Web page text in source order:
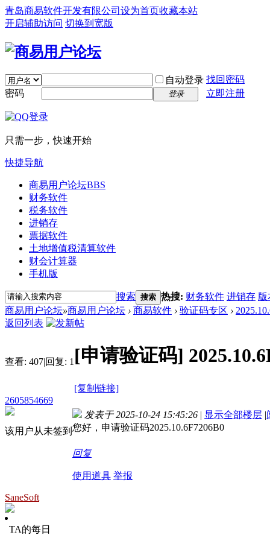
青岛商易软件开发有限公司 设为首页收藏本站
开启辅助访问 切换到宽版
自动登录 找回密码
密码
登录 立即注册
只需一步，快速开始
快捷导航
商易用户论坛BBS
财务软件
税务软件
进销存
票据软件
土地增值税清算软件
财会计算器
手机版
搜索 搜索 热搜: 财务软件 进销存 版
商易用户论坛»商易用户论坛 › 商易软件 › 验证码专区 ›
返回列表
查看: 407|回复: 1 [申请验证码]
[复制链接]
2605854669
该用户从未签到
发表于 2025-10-24 15:45:26 | 显示全部楼层 |
您好，申请验证码2025.10.6F7206B0
回复
使用道具 举报
SaneSoft
TA的每日